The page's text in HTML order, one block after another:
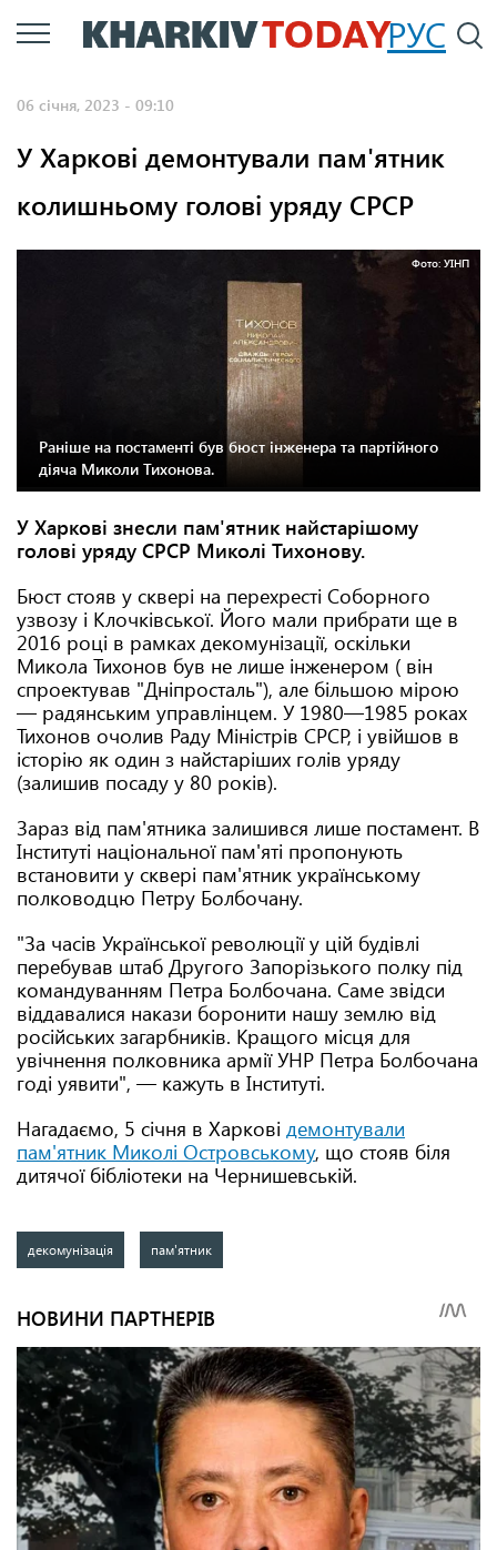
Перейти
до
РУС
06 січня, 2023 - 09:10
У Харкові демонтували пам'ятник
колишньому голові уряду СРСР
Фото: УІНП
Раніше на постаменті був бюст інженера та партійного
діяча Миколи Тихонова.
У Харкові знесли пам'ятник найстарішому
голові уряду СРСР Миколі Тихонову.
Бюст стояв у сквері на перехресті Соборного
узвозу і Клочківської. Його мали прибрати ще в
2016 році в рамках декомунізації, оскільки
Микола Тихонов був не лише інженером ( він
спроектував "Дніпросталь"), але більшою мірою
— радянським управлінцем. У 1980—1985 роках
Тихонов очолив Раду Міністрів СРСР, і увійшов в
історію як один з найстаріших голів уряду
(залишив посаду у 80 років).
Зараз від пам'ятника залишився лише постамент. В
Інституті національної пам'яті пропонують
встановити у сквері пам'ятник українському
полководцю Петру Болбочану.
"За часів Української революції у цій будівлі
перебував штаб Другого Запорізького полку під
командуванням Петра Болбочана. Саме звідси
віддавалися накази боронити нашу землю від
російських загарбників. Кращого місця для
увічнення полковника армії УНР Петра Болбочана
годі уявити", — кажуть в Інституті.
Нагадаємо, 5 січня в Харкові демонтували
пам'ятник Миколі Островському, що стояв біля
дитячої бібліотеки на Чернишевській.
декомунізація пам'ятник